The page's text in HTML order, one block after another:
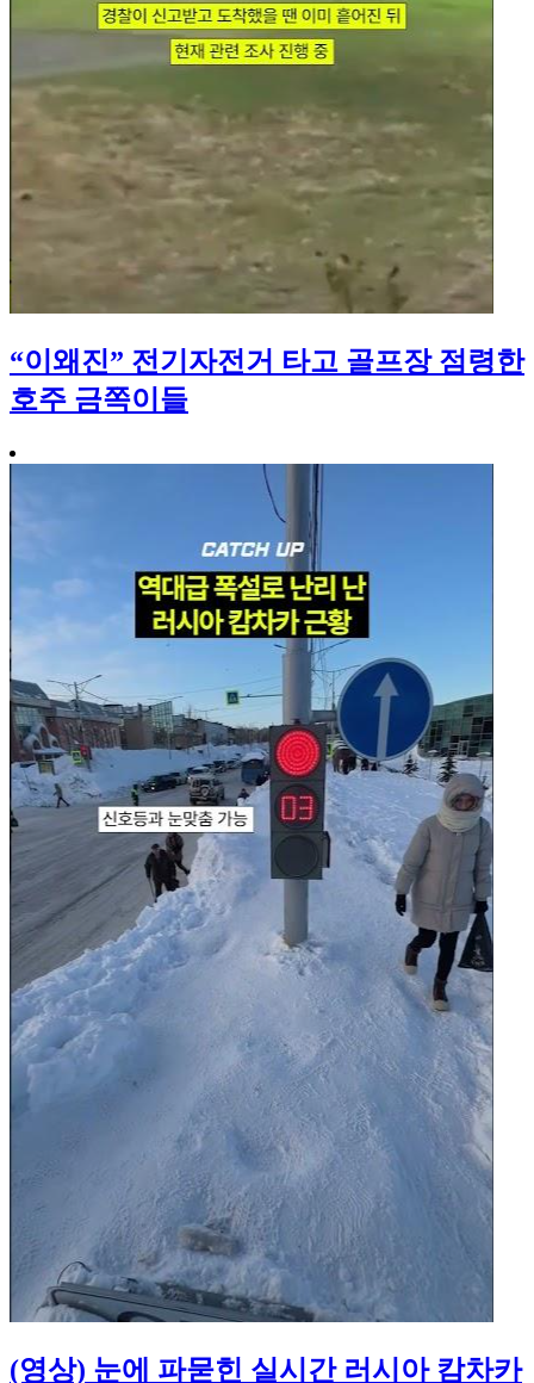
“이왜진” 전기자전거 타고 골프장 점령한
호주 금쪽이들
(영상) 눈에 파묻힌 실시간 러시아 캄차카